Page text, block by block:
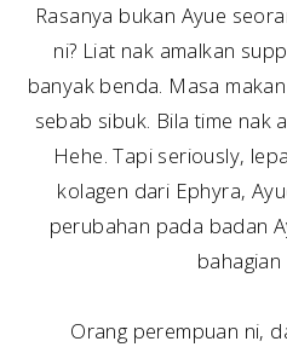
Rasanya bukan Ayue
ni? Liat nak amalkan
banyak benda. Masa
sebab sibuk. Bila time nak
Hehe. Tapi seriously,
kolagen dari Ephyra,
perubahan pada badan
bahagian
Orang perempuan ni,